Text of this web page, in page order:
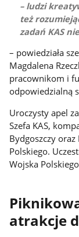
– ludzi
też
zadań KAS
– powiedziała
Magdalena
pracownikom i
odpowiedzialną
Uroczysty apel
Szefa KAS,
Bydgoszczy
Polskiego.
Wojska
atrakcje